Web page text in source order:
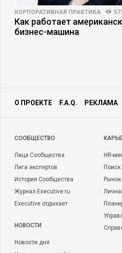
КОРПОРАТИВНАЯ ПРАКТИКА
Как работает
бизнес-машина
О ПРОЕКТЕ F.A.Q. РЕКЛАМА
CООБЩЕСТВО
Лица Сообщества
Лига экспертов
История Сообщества
Журнал Executive.ru
Executive отдыхает
НОВОСТИ
Новости дня
HR-
Поиск
Рынок